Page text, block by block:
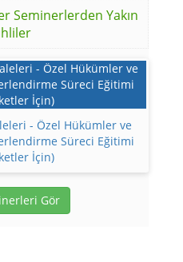
Seminerlerden Yakın
- Özel Hükümler ve
Süreci Eğitimi
İçin)
Gör